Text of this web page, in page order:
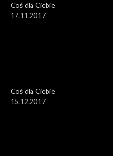
Coś dla Ciebie
17.11.2017
Coś dla Ciebie
15.12.2017